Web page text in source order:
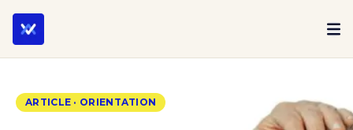
ARTICLE · ORIENTATION